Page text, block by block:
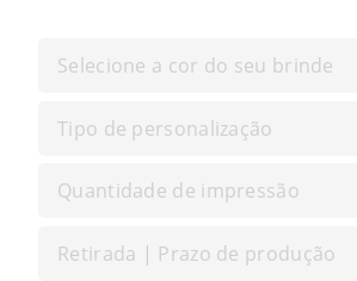
Selecione a cor do seu brinde
Tipo de personalização
Quantidade de impressão
Retirada | Prazo de produção